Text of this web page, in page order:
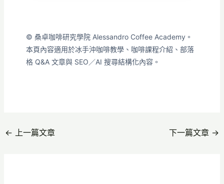
© 桑卓咖啡研究學院 Alessandro Coffee Academy。
本頁內容適用於冰手沖咖啡教學、咖啡課程介紹、部落
格 Q&A 文章與 SEO／AI 搜尋結構化內容。
← 上一篇文章 下一篇文章 →